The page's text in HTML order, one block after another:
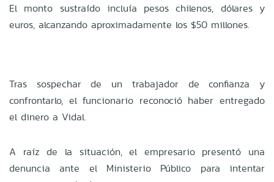
El monto sustraído incluía pesos chilenos, dólares y
euros, alcanzando aproximadamente los $50 millones.
Tras sospechar de un trabajador de confianza y
confrontarlo, el funcionario reconoció haber entregado
el dinero a Vidal.
A raíz de la situación, el empresario presentó una
denuncia ante el Ministerio Público para intentar